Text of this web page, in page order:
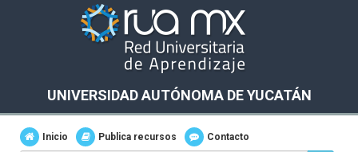
UNIVERSIDAD AUTÓNOMA DE YUCATÁN
Inicio Publica recursos Contacto